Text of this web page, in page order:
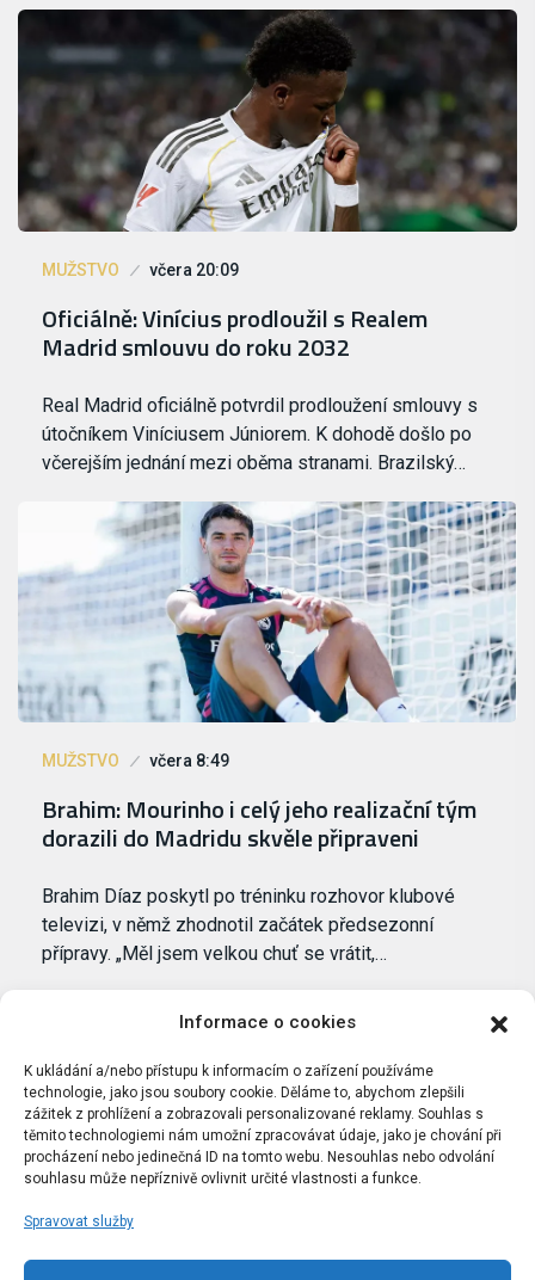
Informace o cookies
K ukládání a/nebo přístupu k informacím o zařízení používáme
technologie, jako jsou soubory cookie. Děláme to, abychom zlepšili
zážitek z prohlížení a zobrazovali personalizované reklamy. Souhlas s
těmito technologiemi nám umožní zpracovávat údaje, jako je chování při
procházení nebo jedinečná ID na tomto webu. Nesouhlas nebo odvolání
souhlasu může nepříznivě ovlivnit určité vlastnosti a funkce.
Spravovat služby
MUŽSTVO včera 20:09
Oficiálně: Vinícius prodloužil s Realem
Madrid smlouvu do roku 2032
Real Madrid oficiálně potvrdil prodloužení smlouvy s
útočníkem Viníciusem Júniorem. K dohodě došlo po
včerejším jednání mezi oběma stranami. Brazilský…
MUŽSTVO včera 8:49
Brahim: Mourinho i celý jeho realizační tým
dorazili do Madridu skvěle připraveni
Brahim Díaz poskytl po tréninku rozhovor klubové
televizi, v němž zhodnotil začátek předsezonní
přípravy. „Měl jsem velkou chuť se vrátit,…